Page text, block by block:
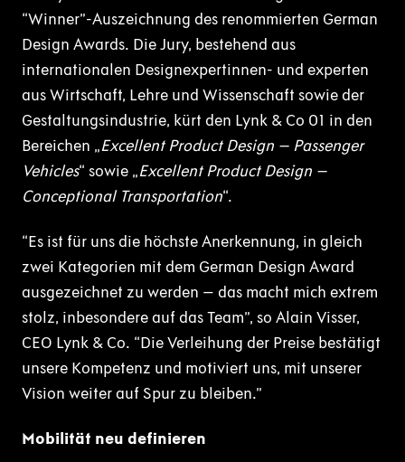
“Winner”-Auszeichnung des renommierten German
Design Awards. Die Jury, bestehend aus
internationalen Designexpertinnen- und experten
aus Wirtschaft, Lehre und Wissenschaft sowie der
Gestaltungsindustrie, kürt den Lynk & Co 01 in den
Bereichen „Excellent Product Design – Passenger
Vehicles“ sowie „Excellent Product Design –
Conceptional Transportation“.
“Es ist für uns die höchste Anerkennung, in gleich
zwei Kategorien mit dem German Design Award
ausgezeichnet zu werden – das macht mich extrem
stolz, inbesondere auf das Team”, so Alain Visser,
CEO Lynk & Co. “Die Verleihung der Preise bestätigt
unsere Kompetenz und motiviert uns, mit unserer
Vision weiter auf Spur zu bleiben.”
Mobilität neu definieren